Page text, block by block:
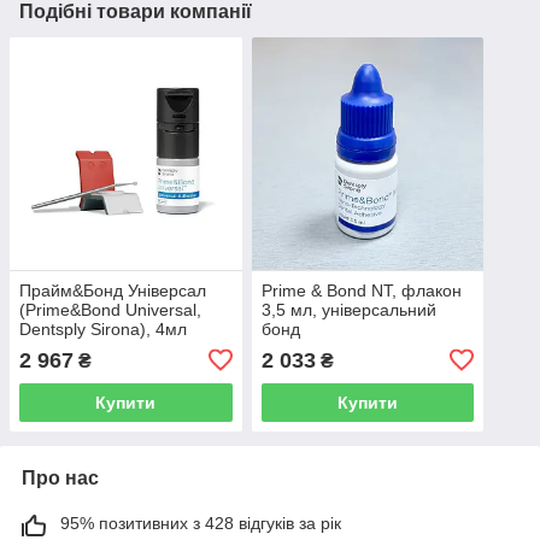
Подібні товари компанії
Прайм&Бонд Універсал
(Prime&Bond Universal,
Dentsply Sirona), 4мл
2 967 ₴
Купити
Prime & Bond NT, флакон
3,5 мл, універсальний
бонд
2 033₴
Купити
Про нас
95% позитивних з 428 відгуків за рік